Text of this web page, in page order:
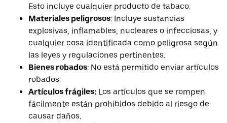
Esto incluye cualquier producto de tabaco.
Materiales peligrosos: Incluye sustancias
explosivas, inflamables, nucleares o infecciosas, y
cualquier cosa identificada como peligrosa según
las leyes y regulaciones pertinentes.
Bienes robados: No está permitido enviar artículos
robados.
Artículos frágiles: Los artículos que se rompen
fácilmente están prohibidos debido al riesgo de
causar daños.